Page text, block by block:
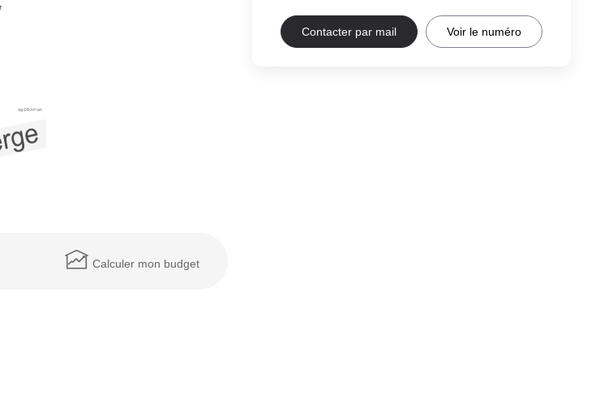
Calculer mon budget
Contacter par mail Voir le numéro